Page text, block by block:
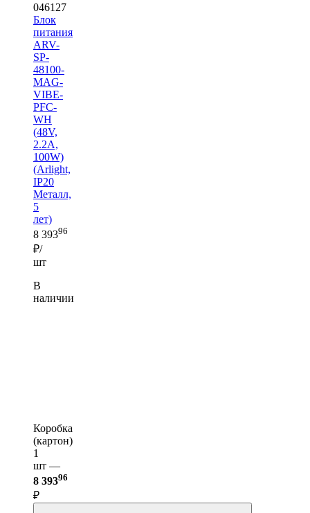
046127
Блок
питания
ARV-
SP-
48100-
MAG-
VIBE-
PFC-
WH
(48V,
2.2A,
100W)
(Arlight,
IP20
Металл,
5
лет)
8 39396
₽/
шт
В
наличии
Коробка
(картон)
1
шт —
8 39396
₽